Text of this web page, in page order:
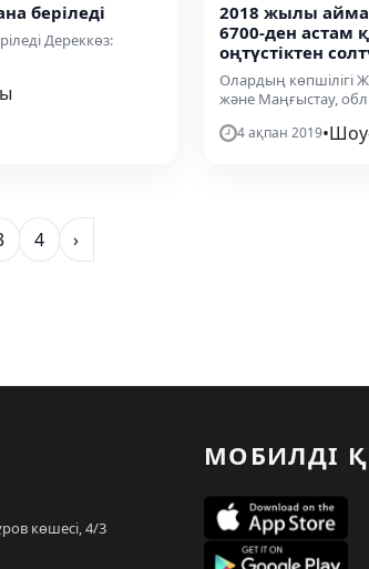
беріледі
Дереккөз:
2018 жылы
6700-ден астам
оңтүстіктен
Олардың көпшілігі
және Маңғыстау,
4 ақпан 2019•
4 ›
көшесі, 4/3
МОБИЛДІ